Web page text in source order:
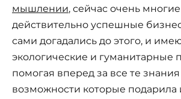
мышлении, сейчас очень многие
действительно успешные
сами догадались до этого, и
экологические и гуманитарные
помогая вперед за все те
возможности которые подарила